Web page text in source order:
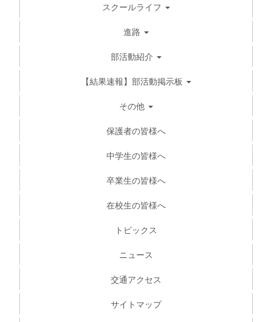
スクールライフ
進路
部活動紹介
【結果速報】部活動掲示板
その他
保護者の皆様へ
中学生の皆様へ
卒業生の皆様へ
在校生の皆様へ
トピックス
ニュース
交通アクセス
サイトマップ